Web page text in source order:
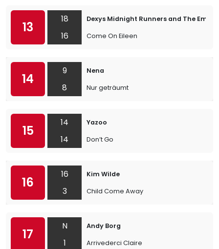
13
18
16
Dexys Midnight Runners and The
Come On Eileen
14
9
8
Nena
Nur geträumt
15
14
14
Yazoo
Don’t Go
16
16
3
Kim Wilde
Child Come Away
17
N
1
Andy Borg
Arrivederci Claire